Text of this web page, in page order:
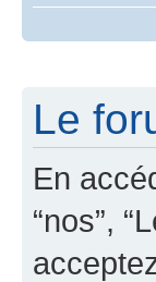
Le
En
“nos”,